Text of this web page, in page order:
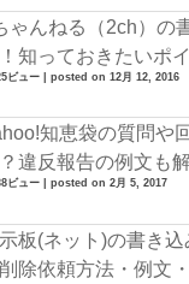
ゃんねる（2ch）の
知っておきたいポ
ビュー |posted on 12月 12, 2016
知恵袋の質問や
違反報告の例文も
ビュー |posted on 2月 5, 2017
板(ネット)の書き
除依頼方法・例文